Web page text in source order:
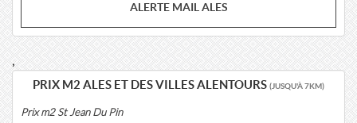
ALERTE MAIL ALES
,
PRIX M2 ALES ET DES VILLES ALENTOURS (JUSQU'À 7KM)
Prix m2 St Jean Du Pin